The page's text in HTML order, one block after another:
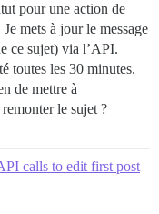
pour une action de
mets à jour le message
ce sujet) via l’API.
toutes les 30 minutes.
de mettre à
le sujet ?
calls to edit first post